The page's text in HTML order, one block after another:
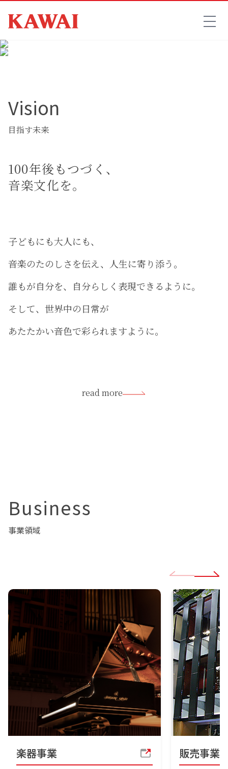
Vision
目指す未来
100年後もつづく、
音楽文化を。
子どもにも大人にも、
音楽のたのしさを伝え、人生に寄り添う。
誰もが自分を、自分らしく表現できるように。
そして、世界中の日常が
あたたかい音色で彩られますように。
read more
Business
事業領域
楽器事業 販売事業